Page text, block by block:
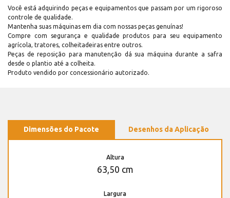
Você está adquirindo peças e equipamentos que passam por um rigoroso
controle de qualidade.
Mantenha suas máquinas em dia com nossas peças genuínas!
Compre com segurança e qualidade produtos para seu equipamento
agrícola, tratores, colheitadeiras entre outros.
Peças de reposição para manutenção dá sua máquina durante a safra
desde o plantio até a colheita.
Produto vendido por concessionário autorizado.
Dimensões do Pacote Desenhos da Aplicação
Altura
63,50 cm
Largura